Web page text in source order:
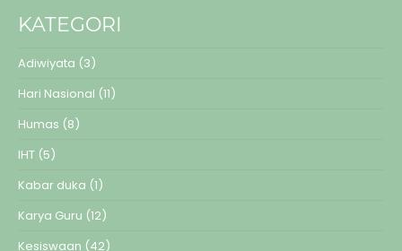
KATEGORI
Adiwiyata (3)
Hari Nasional (11)
Humas (8)
IHT (5)
Kabar duka (1)
Karya Guru (12)
Kesiswaan (42)